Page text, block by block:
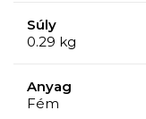
Súly
0.29 kg
Anyag
Fém